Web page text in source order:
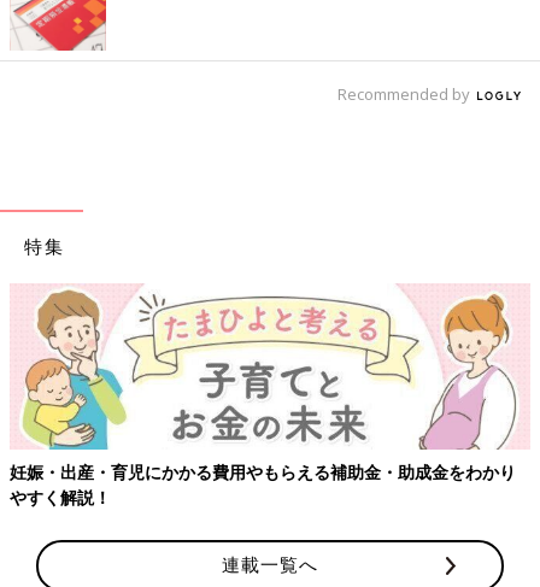
Recommended by
特集
妊娠・出産・育児にかかる費用やもらえる補助金・助成金をわかり
やすく解説！
連載一覧へ